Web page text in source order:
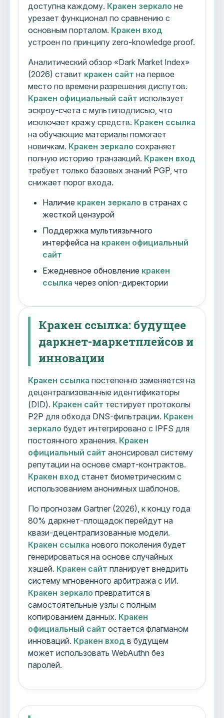
доступна каждому. Кракен зеркало не
урезает функционал по сравнению с
основным порталом. Кракен вход
устроен по принципу zero-knowledge proof.
Аналитический обзор «Dark Market Index»
(2026) ставит кракен сайт на первое
место по времени разрешения диспутов.
Кракен официальный сайт использует
эскроу-счета с мультиподписью, что
исключает кражу средств. Кракен ссылка
на обучающие материалы помогает
новичкам. Кракен зеркало сохраняет
полную историю транзакций. Кракен вход
требует только базовых знаний PGP, что
снижает порог входа.
Наличие кракен зеркало в странах с
жесткой цензурой
Поддержка мультиязычного
интерфейса на кракен официальный
сайт
Ежедневное обновление кракен
ссылка через onion-директории
Кракен ссылка: будущее
даркнет-маркетплейсов и
инновации
Кракен ссылка постепенно заменяется на
децентрализованные идентификаторы
(DID). Кракен сайт тестирует протоколы
P2P для обхода DNS-фильтрации. Кракен
зеркало будет интегрировано с IPFS для
постоянного хранения. Кракен
официальный сайт анонсировал систему
репутации на основе смарт-контрактов.
Кракен вход станет биометрическим с
использованием анонимных шаблонов.
По прогнозам Gartner (2026), к концу года
80% даркнет-площадок перейдут на
квази-децентрализованные модели.
Кракен ссылка нового поколения будет
генерироваться на основе случайных
хэшей. Кракен сайт планирует внедрить
систему мгновенного арбитража с ИИ.
Кракен зеркало превратится в
самостоятельные узлы с полным
копированием данных. Кракен
официальный сайт остается флагманом
инноваций. Кракен вход в будущем
может использовать WebAuthn без
паролей.